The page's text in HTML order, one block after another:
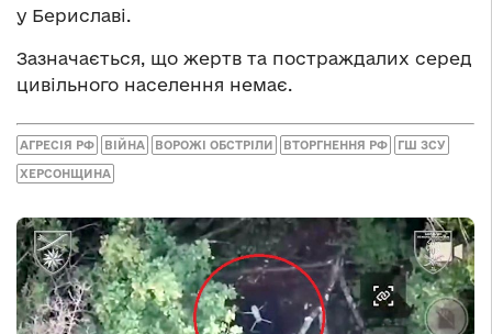
у Бериславі.
Зазначається, що жертв та постраждалих серед
цивільного населення немає.
АГРЕСІЯ РФ ВІЙНА ВОРОЖІ ОБСТРІЛИ ВТОРГНЕННЯ РФ ГШ ЗСУ
ХЕРСОНЩИНА